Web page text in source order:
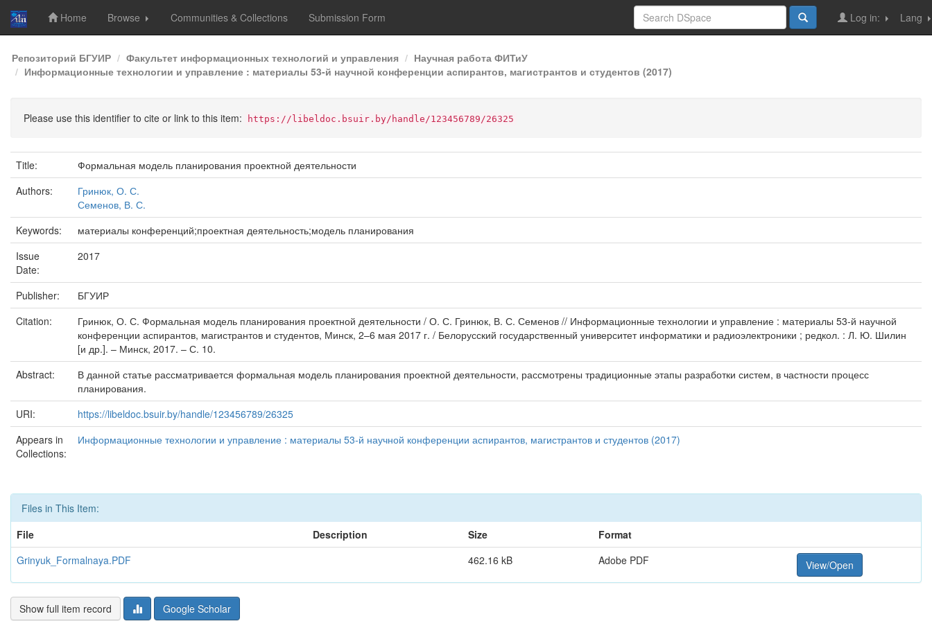
Skip
navigation
Home Browse Communities & Collections Submission Form Lang
Log in:
Репозиторий БГУИР Факультет информационных технологий и управления
Научная работа ФИТиУ
Информационные технологии и управление : материалы 53-й научной конференции аспирантов, магистрантов и студентов (2017)
Please use this identifier to cite or link to this item: https://libeldoc.bsuir.by/handle/123456789/26325
Title:
Формальная модель планирования проектной деятельности
Authors:
Гринюк, О. С.
Семенов, В. С.
Keywords:
материалы конференций;проектная деятельность;модель планирования
Issue
Date:
2017
Publisher:
БГУИР
Citation:
Гринюк, О. С. Формальная модель планирования проектной деятельности / О. С. Гринюк, В. С. Семенов // Информационные технологии и управление : материалы 53-й научной
конференции аспирантов, магистрантов и студентов, Минск, 2–6 мая 2017 г. / Белорусский государственный университет информатики и радиоэлектроники ; редкол. : Л. Ю. Шилин
[и др.]. – Минск, 2017. – С. 10.
Abstract:
В данной статье рассматривается формальная модель планирования проектной деятельности, рассмотрены традиционные этапы разработки систем, в частности процесс
планирования.
URI:
https://libeldoc.bsuir.by/handle/123456789/26325
Appears in
Collections:
Информационные технологии и управление : материалы 53-й научной конференции аспирантов, магистрантов и студентов (2017)
Files in This Item:
File
Description Size
Format
Grinyuk_Formalnaya.PDF
462.16 kB Adobe PDF View/Open
Show full item record Google Scholar